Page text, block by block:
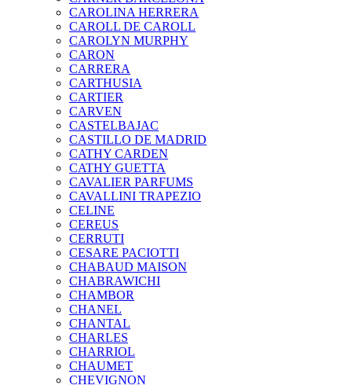
CAROLINA HERRERA
CAROLL DE CAROLL
CAROLYN MURPHY
CARON
CARRERA
CARTHUSIA
CARTIER
CARVEN
CASTELBAJAC
CASTILLO DE MADRID
CATHY CARDEN
CATHY GUETTA
CAVALIER PARFUMS
CAVALLINI TRAPEZIO
CELINE
CEREUS
CERRUTI
CESARE PACIOTTI
CHABAUD MAISON
CHABRAWICHI
CHAMBOR
CHANEL
CHANTAL
CHARLES
CHARRIOL
CHAUMET
CHEVIGNON